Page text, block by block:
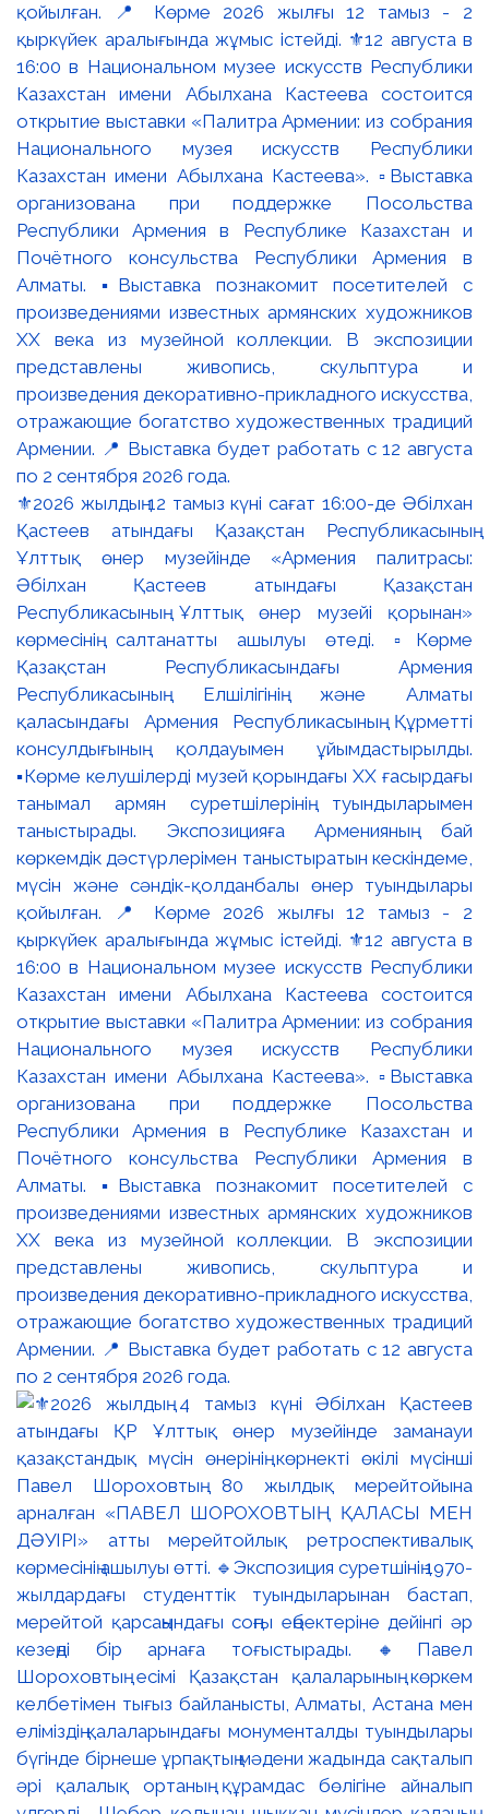
⚜️2026 жылдың 12 тамыз күні сағат 16:00-де Әбілхан
Қастеев атындағы Қазақстан Республикасының
Ұлттық өнер музейінде «Армения палитрасы:
Әбілхан Қастеев атындағы Қазақстан
Республикасының Ұлттық өнер музейі қорынан»
көрмесінің салтанатты ашылуы өтеді. ▫️Көрме
Қазақстан Республикасындағы Армения
Республикасының Елшілігінің және Алматы
қаласындағы Армения Республикасының Құрметті
консулдығының қолдауымен ұйымдастырылды.
▪️Көрме келушілерді музей қорындағы ХХ ғасырдағы
танымал армян суретшілерінің туындыларымен
таныстырады. Экспозицияға Арменияның бай
көркемдік дәстүрлерімен таныстыратын кескіндеме,
мүсін және сәндік-қолданбалы өнер туындылары
қойылған. 📍 Көрме 2026 жылғы 12 тамыз - 2
қыркүйек аралығында жұмыс істейді. ⚜️12 августа в
16:00 в Национальном музее искусств Республики
Казахстан имени Абылхана Кастеева состоится
открытие выставки «Палитра Армении: из собрания
Национального музея искусств Республики
Казахстан имени Абылхана Кастеева». ▫️Выставка
организована при поддержке Посольства
Республики Армения в Республике Казахстан и
Почётного консульства Республики Армения в
Алматы. ▪️Выставка познакомит посетителей с
произведениями известных армянских художников
XX века из музейной коллекции. В экспозиции
представлены живопись, скульптура и
произведения декоративно-прикладного искусства,
отражающие богатство художественных традиций
Армении. 📍 Выставка будет работать с 12 августа
по 2 сентября 2026 года.